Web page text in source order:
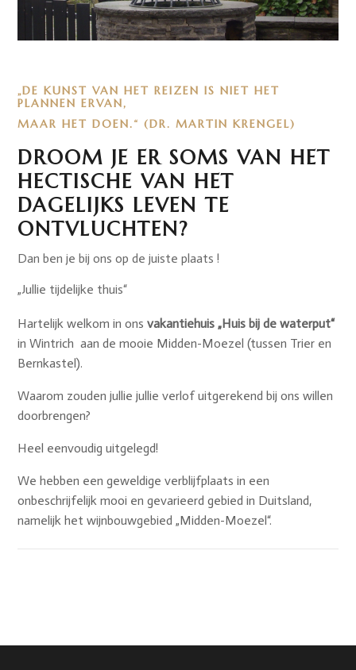
„DE KUNST VAN HET REIZEN IS NIETHET
PLANNEN ERVAN,
MAAR HET DOEN.“(DR. MARTIN KRENGEL)
DROOM JE ER SOMS VAN HET
HECTISCHE VAN HET
DAGELIJKS LEVEN TE
ONTVLUCHTEN?
Dan ben je bij ons op de juiste plaats !
„Jullie tijdelijke thuis“
Hartelijk welkom in onsvakantiehuis „Huis bij de waterput“
in Wintrich aan de mooie Midden-Moezel (tussen Trier en
Bernkastel).
Waarom zouden jullie jullie verlof uitgerekend bij ons willen
doorbrengen?
Heel eenvoudig uitgelegd!
We hebben een geweldige verblijfplaats in een
onbeschrijfelijk mooi en gevarieerd gebied in Duitsland,
namelijk het wijnbouwgebied „Midden-Moezel“.